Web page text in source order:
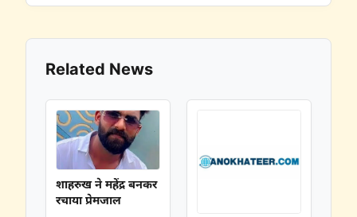
Related News
शाहरुख ने महेंद्र बनकर
रचाया प्रेमजाल